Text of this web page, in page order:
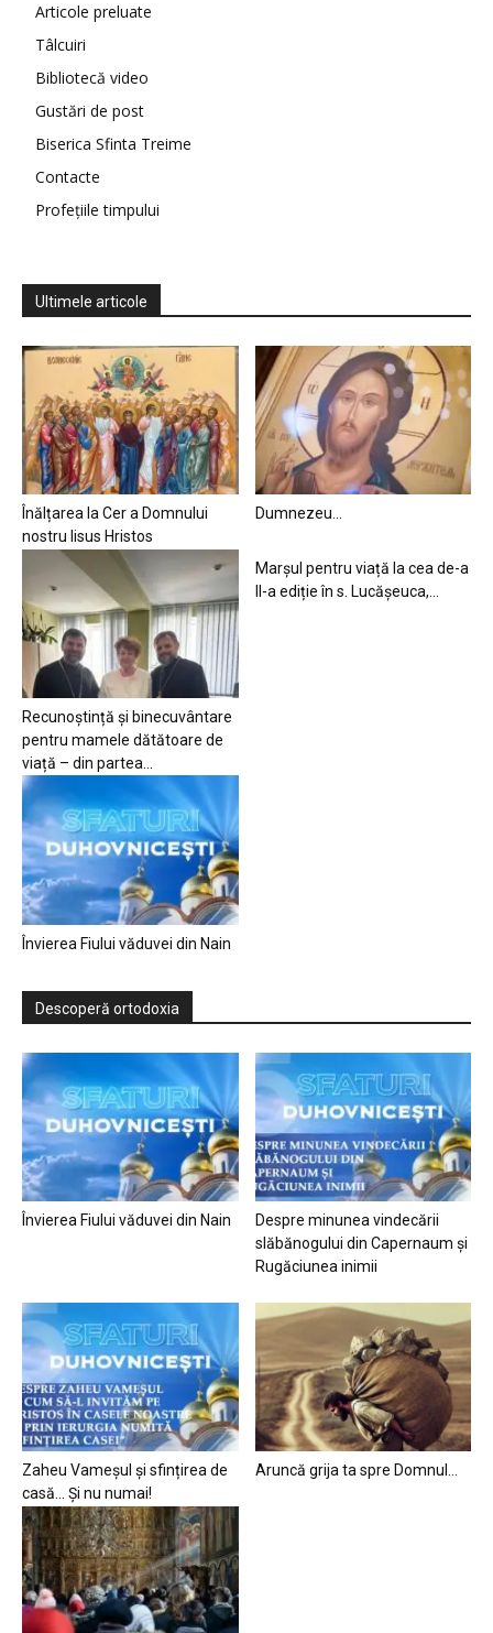
Articole preluate
Tâlcuiri
Bibliotecă video
Gustări de post
Biserica Sfinta Treime
Contacte
Profețiile timpului
Ultimele articole
Înălțarea la Cer a Domnului
nostru Iisus Hristos
Dumnezeu…
Recunoștință și binecuvântare
pentru mamele dătătoare de
viață – din partea...
Marșul pentru viață la cea de-a
II-a ediție în s. Lucășeuca,...
Învierea Fiului văduvei din Nain
Descoperă ortodoxia
Învierea Fiului văduvei din Nain
Despre minunea vindecării
slăbănogului din Capernaum și
Rugăciunea inimii
Zaheu Vameșul și sfințirea de
casă… Și nu numai!
Aruncă grija ta spre Domnul…